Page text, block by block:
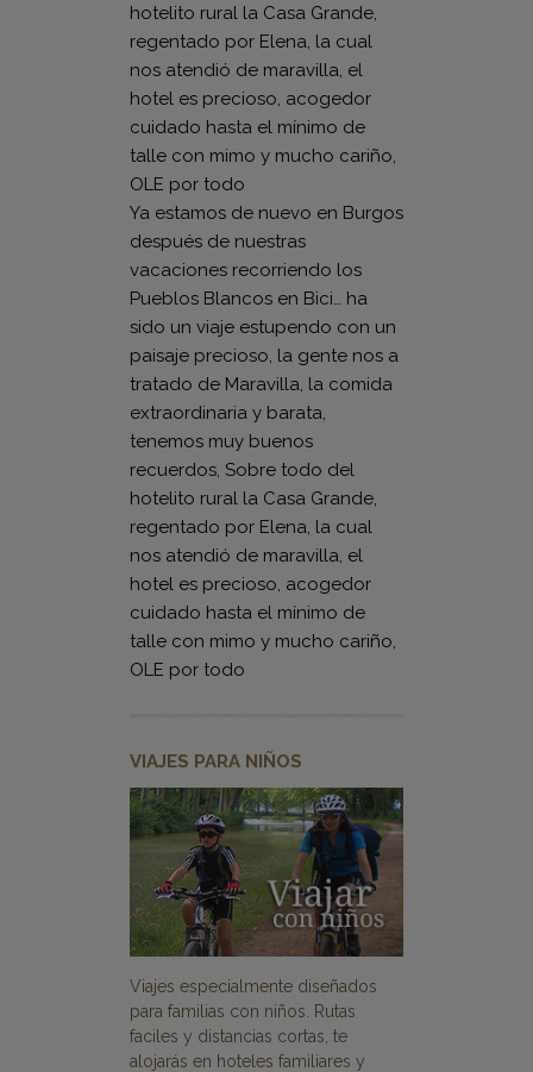
hotelito rural la Casa Grande,
regentado por Elena, la cual
nos atendió de maravilla, el
hotel es precioso, acogedor
cuidado hasta el mínimo de
talle con mimo y mucho cariño,
OLE por todo
Ya estamos de nuevo en Burgos
después de nuestras
vacaciones recorriendo los
Pueblos Blancos en Bici… ha
sido un viaje estupendo con un
paisaje precioso, la gente nos a
tratado de Maravilla, la comida
extraordinaria y barata,
tenemos muy buenos
recuerdos, Sobre todo del
hotelito rural la Casa Grande,
regentado por Elena, la cual
nos atendió de maravilla, el
hotel es precioso, acogedor
cuidado hasta el mínimo de
talle con mimo y mucho cariño,
OLE por todo
VIAJES PARA NIÑOS
Viajes especialmente diseñados
para familias con niños. Rutas
faciles y distancias cortas, te
alojarás en hoteles familiares y